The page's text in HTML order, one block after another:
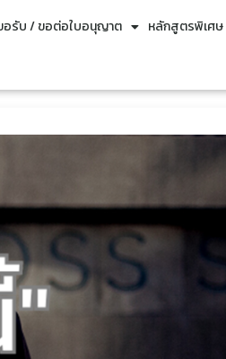
อรับ / ขอต่อใบอนุญาต หลักสูตรพิเศษ